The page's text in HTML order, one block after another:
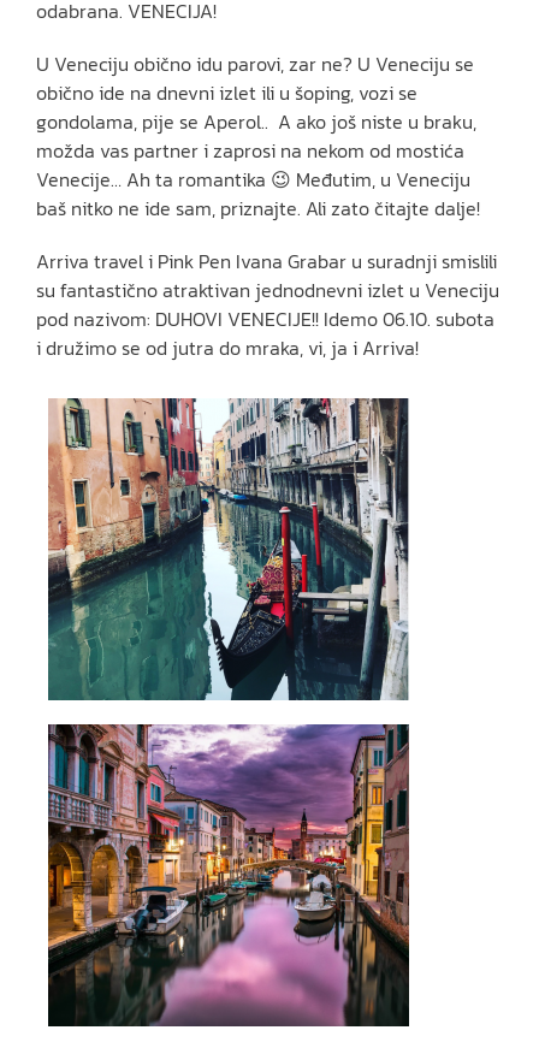
odabrana. VENECIJA!
U Veneciju obično idu parovi, zar ne? U Veneciju se
obično ide na dnevni izlet ili u šoping, vozi se
gondolama, pije se Aperol.. A ako još niste u braku,
možda vas partner i zaprosi na nekom od mostića
Venecije… Ah ta romantika 😉 Međutim, u Veneciju
baš nitko ne ide sam, priznajte. Ali zato čitajte dalje!
Arriva travel i Pink Pen Ivana Grabar u suradnji smislili
su fantastično atraktivan jednodnevni izlet u Veneciju
pod nazivom: DUHOVI VENECIJE!! Idemo 06.10. subota
i družimo se od jutra do mraka, vi, ja i Arriva!